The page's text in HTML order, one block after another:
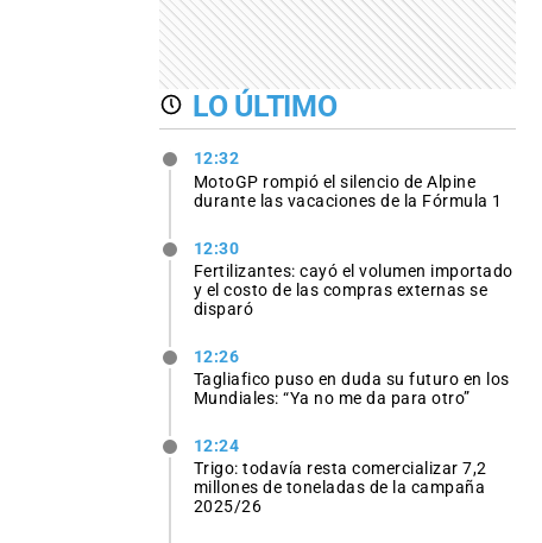
LO ÚLTIMO
12:32
MotoGP rompió el silencio de Alpine
durante las vacaciones de la Fórmula 1
12:30
Fertilizantes: cayó el volumen importado
y el costo de las compras externas se
disparó
12:26
Tagliafico puso en duda su futuro en los
Mundiales: “Ya no me da para otro”
12:24
Trigo: todavía resta comercializar 7,2
millones de toneladas de la campaña
2025/26